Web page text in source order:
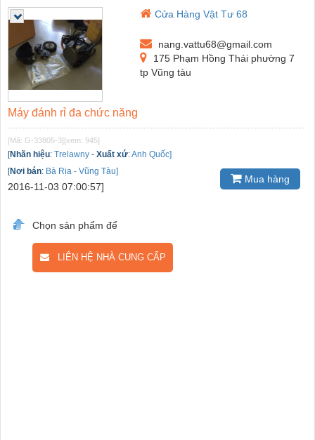
Cửa Hàng Vật Tư 68
nang.vattu68@gmail.com
175 Phạm Hồng Thái phường 7
tp Vũng tàu
Máy đánh rỉ đa chức năng
[Mã: G-33805-3][xem: 945]
[Nhãn hiệu: Trelawny - Xuất xứ:Anh Quốc]
[Nơi bán: Bà Rịa - Vũng Tàu]
2016-11-03 07:00:57]
Mua hàng
Chọn sản phẩm để
LIÊN HỆ NHÀ CUNG CẤP